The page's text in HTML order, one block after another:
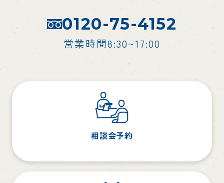
0120-75-4152
営業時間8:30~17:00
相談会予約